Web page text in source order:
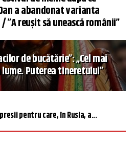
a abandonat varianta
”A reușit să unească românii”
de bucătărie”: „Cel mai
Puterea tineretului”
pentru care, în Rusia, a...